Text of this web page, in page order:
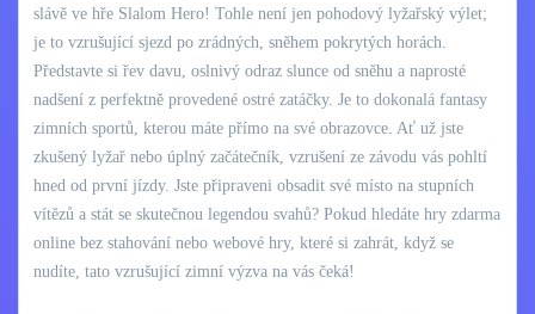
slávě ve hře Slalom Hero! Tohle není jen pohodový lyžařský výlet;
je to vzrušující sjezd po zrádných, sněhem pokrytých horách.
Představte si řev davu, oslnivý odraz slunce od sněhu a naprosté
nadšení z perfektně provedené ostré zatáčky. Je to dokonalá fantasy
zimních sportů, kterou máte přímo na své obrazovce. Ať už jste
zkušený lyžař nebo úplný začátečník, vzrušení ze závodu vás pohltí
hned od první jízdy. Jste připraveni obsadit své místo na stupních
vítězů a stát se skutečnou legendou svahů? Pokud hledáte hry zdarma
online bez stahování nebo webové hry, které si zahrát, když se
nudíte, tato vzrušující zimní výzva na vás čeká!